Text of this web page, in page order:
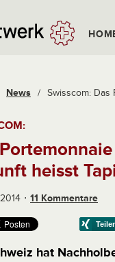
News / Swisscom: Das
heisst
11 Kommentare
hat